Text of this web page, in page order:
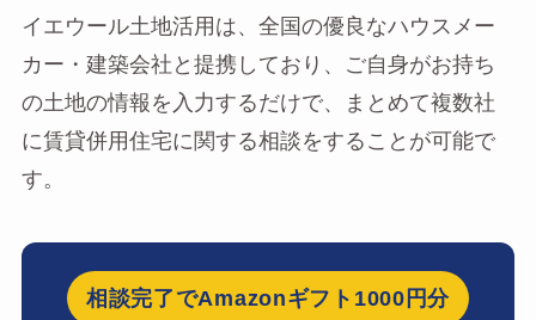
イエウール土地活用は、全国の優良なハウスメー
カー・建築会社と提携しており、ご自身がお持ち
の土地の情報を入力するだけで、まとめて複数社
に賃貸併用住宅に関する相談をすることが可能で
す。
相談完了でAmazonギフト1000円分